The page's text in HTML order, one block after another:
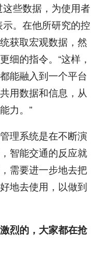
些数据，为使用者
。在他所研究的控
获取宏观数据，然
细的指令。“这样，
能融入到一个平台
用数据和信息，从
力。”
系统是在不断演
智能交通的反应就
需要进一步地去把
地去使用，以做到
烈的，大家都在抢